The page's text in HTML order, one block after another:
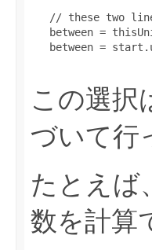
// these two
between =
between =
この選択
づいて行
たとえば
数を計算